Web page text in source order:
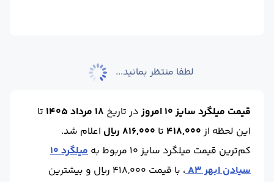
لطفا منتظر بمانید...
قیمت میلگرد سایز 10 امروز در تاریخ 18 مرداد 1405
تا
این لحظه از418,000 تا 816,000 ریال
اعلام شد.
کم‌ترین قیمت میلگرد سایز 10 مربوط به
میلگرد 10
سیادن ابهر A3
، با قیمت 418,000 ریال و بیشترین